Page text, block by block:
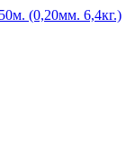
(0,20мм. 6,4кг.)